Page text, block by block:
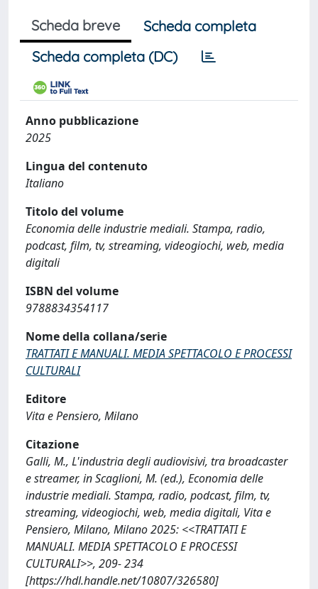
Scheda breve
Scheda completa
Scheda completa (DC)
Anno pubblicazione
2025
Lingua del contenuto
Italiano
Titolo del volume
Economia delle industrie mediali. Stampa, radio,
podcast, film, tv, streaming, videogiochi, web, media
digitali
ISBN del volume
9788834354117
Nome della collana/serie
TRATTATI E MANUALI. MEDIA SPETTACOLO E PROCESSI
CULTURALI
Editore
Vita e Pensiero, Milano
Citazione
Galli, M., L'industria degli audiovisivi, tra broadcaster
e streamer, in Scaglioni, M. (ed.), Economia delle
industrie mediali. Stampa, radio, podcast, film, tv,
streaming, videogiochi, web, media digitali, Vita e
Pensiero, Milano, Milano 2025: <<TRATTATI E
MANUALI. MEDIA SPETTACOLO E PROCESSI
CULTURALI>>, 209- 234
[https://hdl.handle.net/10807/326580]